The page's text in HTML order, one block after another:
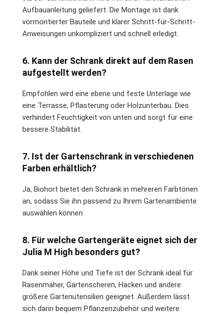
Aufbauanleitung geliefert. Die Montage ist dank
vormontierter Bauteile und klarer Schritt-für-Schritt-
Anweisungen unkompliziert und schnell erledigt.
6. Kann der Schrank direkt auf dem Rasen
aufgestellt werden?
Empfohlen wird eine ebene und feste Unterlage wie
eine Terrasse, Pflasterung oder Holzunterbau. Dies
verhindert Feuchtigkeit von unten und sorgt für eine
bessere Stabilität.
7. Ist der Gartenschrank in verschiedenen
Farben erhältlich?
Ja, Biohort bietet den Schrank in mehreren Farbtönen
an, sodass Sie ihn passend zu Ihrem Gartenambiente
auswählen können.
8. Für welche Gartengeräte eignet sich der
Julia M High besonders gut?
Dank seiner Höhe und Tiefe ist der Schrank ideal für
Rasenmäher, Gartenscheren, Hacken und andere
größere Gartenutensilien geeignet. Außerdem lässt
sich darin bequem Pflanzenzubehör und weitere